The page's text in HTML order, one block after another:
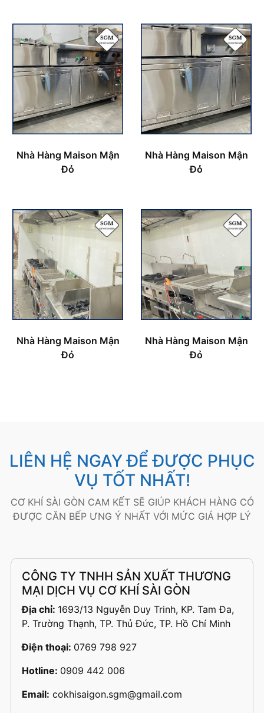
Nhà Hàng Maison Mận
Đỏ
Nhà Hàng Maison Mận
Đỏ
Nhà Hàng Maison Mận
Đỏ
Nhà Hàng Maison Mận
Đỏ
LIÊN HỆ NGAY ĐỂ ĐƯỢC PHỤC
VỤ TỐT NHẤT!
CƠ KHÍ SÀI GÒN CAM KẾT SẼ GIÚP KHÁCH HÀNG CÓ
ĐƯỢC CĂN BẾP ƯNG Ý NHẤT VỚI MỨC GIÁ HỢP LÝ
CÔNG TY TNHH SẢN XUẤT THƯƠNG
MẠI DỊCH VỤ CƠ KHÍ SÀI GÒN
Địa chỉ: 1693/13 Nguyễn Duy Trinh, KP. Tam Đa,
P. Trường Thạnh, TP. Thủ Đức, TP. Hồ Chí Minh
Điện thoại: 0769 798 927
Hotline: 0909 442 006
Email: cokhisaigon.sgm@gmail.com